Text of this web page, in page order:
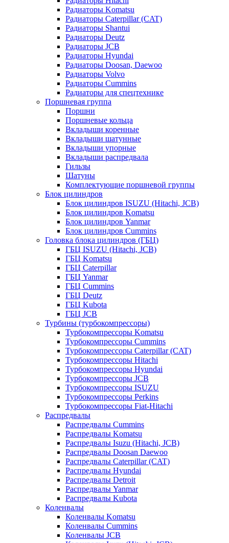
Радиаторы Komatsu
Радиаторы Caterpillar (CAT)
Радиаторы Shantui
Радиаторы Deutz
Радиаторы JCB
Радиаторы Hyundai
Радиаторы Doosan, Daewoo
Радиаторы Volvo
Радиаторы Cummins
Радиаторы для спецтехнике
Поршневая группа
Поршни
Поршневые кольца
Вкладыши коренные
Вкладыши шатунные
Вкладыши упорные
Вкладыши распредвала
Гильзы
Шатуны
Комплектующие поршневой группы
Блок цилиндров
Блок цилиндров ISUZU (Hitachi, JCB)
Блок цилиндров Komatsu
Блок цилиндров Yanmar
Блок цилиндров Cummins
Головка блока цилиндров (ГБЦ)
ГБЦ ISUZU (Hitachi, JCB)
ГБЦ Komatsu
ГБЦ Caterpillar
ГБЦ Yanmar
ГБЦ Cummins
ГБЦ Deutz
ГБЦ Kubota
ГБЦ JCB
Турбины (турбокомпрессоры)
Турбокомпрессоры Komatsu
Турбокомпрессоры Cummins
Турбокомпрессоры Caterpillar (CAT)
Турбокомпрессоры Hitachi
Турбокомпрессоры Hyundai
Турбокомпрессоры JCB
Турбокомпрессоры ISUZU
Турбокомпрессоры Perkins
Турбокомпрессоры Fiat-Hitachi
Распредвалы
Распредвалы Cummins
Распредвалы Komatsu
Распредвалы Isuzu (Hitachi, JCB)
Распредвалы Doosan Daewoo
Распредвалы Caterpillar (CAT)
Распредвалы Hyundai
Распредвалы Detroit
Распредвалы Yanmar
Распредвалы Kubota
Коленвалы
Коленвалы Komatsu
Коленвалы Cummins
Коленвалы JCB